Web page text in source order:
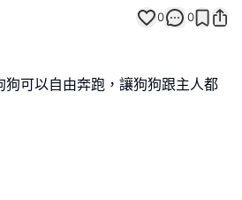
0 0
可以自由奔跑，讓狗狗跟主人都